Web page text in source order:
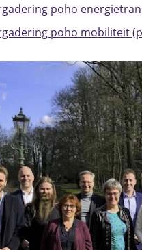
poho
poho mobiliteit